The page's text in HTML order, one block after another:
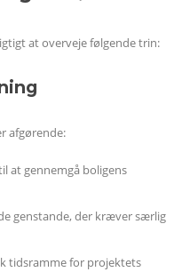
at overveje følgende trin:
afgørende:
at gennemgå boligens
genstande, der kræver særlig
tidsramme for projektets